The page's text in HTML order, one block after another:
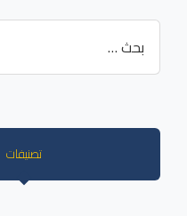
تصنيفات